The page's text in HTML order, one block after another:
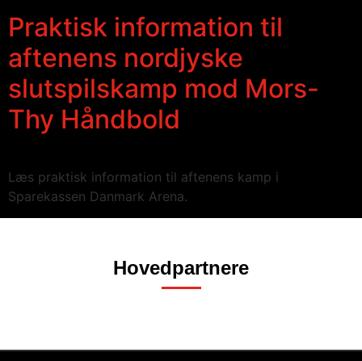
Praktisk information til
aftenens nordjyske
slutspilskamp mod Mors-
Thy Håndbold
Læs praktisk information til aftenens kamp i
Sparekassen Danmark Arena.
Hovedpartnere